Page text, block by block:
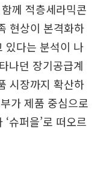
께 적층세라믹콘
현상이 본격화하
있다는 분석이 나
나던 장기공급계
시장까지 확산하
가 제품 중심으로
슈퍼을’로 떠오르